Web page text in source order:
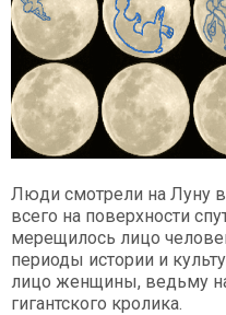
Люди смотрели на Луну
всего на поверхности
мерещилось лицо
периоды истории и
лицо женщины, ведьму
гигантского кролика.